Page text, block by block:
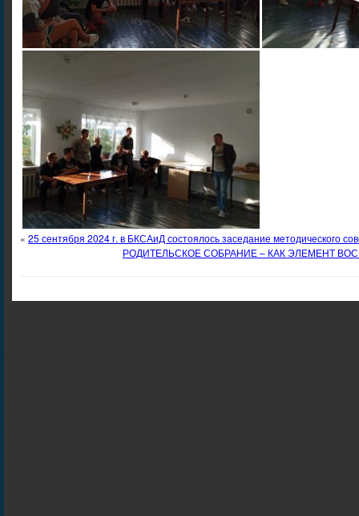
« 25 сентября 2024 г. в БКСАиД состоялось заседание методического
РОДИТЕЛЬСКОЕ СОБРАНИЕ – КАК ЭЛЕМЕНТ